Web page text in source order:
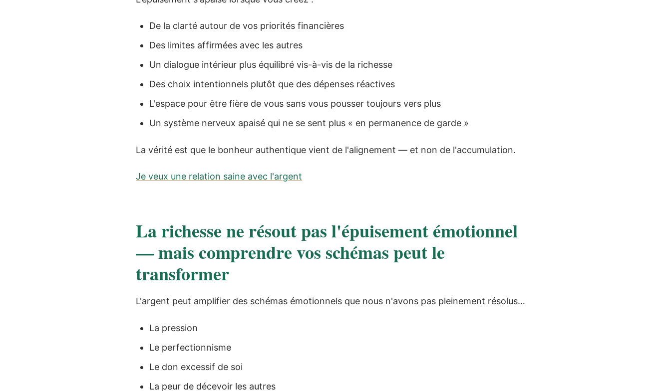
De la clarté autour de vos priorités financières
Des limites affirmées avec les autres
Un dialogue intérieur plus équilibré vis-à-vis de la richesse
Des choix intentionnels plutôt que des dépenses réactives
L'espace pour être fière de vous sans vous pousser toujours vers plus
Un système nerveux apaisé qui ne se sent plus « en permanence de garde »
La vérité est que le bonheur authentique vient de l'alignement — et non de l'accumulation.
Je veux une relation saine avec l'argent
La richesse ne résout pas l'épuisement émotionnel
— mais comprendre vos schémas peut le
transformer
L'argent peut amplifier des schémas émotionnels que nous n'avons pas pleinement résolus…
La pression
Le perfectionnisme
Le don excessif de soi
La peur de décevoir les autres